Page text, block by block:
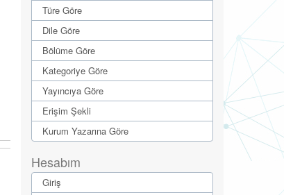
Türe Göre
Dile Göre
Bölüme Göre
Kategoriye Göre
Yayıncıya Göre
Erişim Şekli
Kurum Yazarına Göre
Hesabım
Giriş